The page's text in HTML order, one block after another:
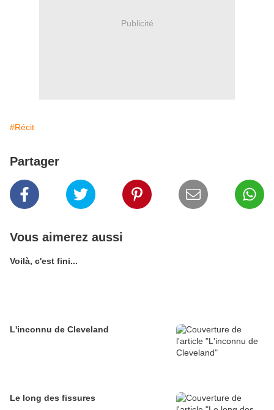
Publicité
#Récit
Partager
Vous aimerez aussi
Voilà, c'est fini...
L'inconnu de Cleveland
Le long des fissures